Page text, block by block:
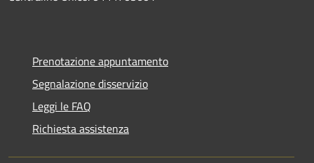
Prenotazione appuntamento
Segnalazione disservizio
Leggi le FAQ
Richiesta assistenza